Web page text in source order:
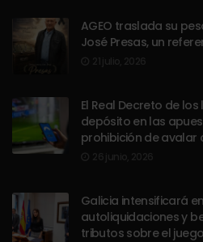
AGEO traslada su
José Presas, un
El Real Decreto de
depósito en las
prohibición de avalar
Galicia intensificará
autoliquidaciones y
tributos sobre el juego